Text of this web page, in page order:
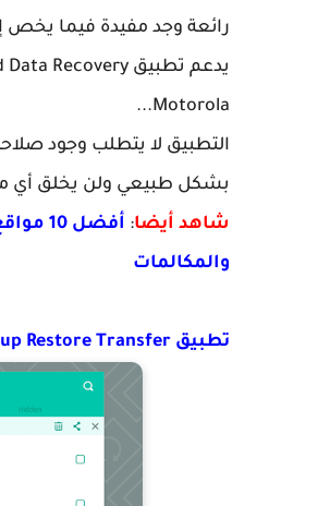
رائعة وجد مفيدة فيما يخص
يدعم تطبيق Android Data Recovery مختلف إصدارات الأندرويد، كذلك الهواتف مثل Samsung.LG.Sony.HTC.
Motorola...
التطبيق لا يتطلب وجود
بشكل طبيعي ولن يخلق أي
شاهد أيضا:
أفضل
والمكالمات
تطبيق App Backup Restore Transfer